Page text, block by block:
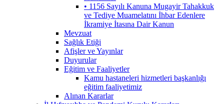
• 1156 Sayılı Kanuna Mugayir Tahakkuk
ve Tediye Muamelatını İhbar Edenlere
İkramiye İtasına Dair Kanun
Mevzuat
Sağlık Etiği
Afişler ve Yayınlar
Duyurular
Eğitim ve Faaliyetler
Kamu hastaneleri hizmetleri başkanlığı
eğitim faaliyetimiz
Alınan Kararlar